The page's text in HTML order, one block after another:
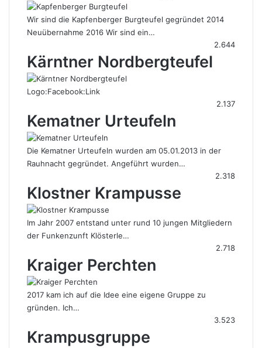
Wir sind die Kapfenberger Burgteufel gegründet 2014
Neuübernahme 2016 Wir sind ein…
2.644
Kärntner Nordbergteufel
Logo:Facebook:Link
2.137
Kematner Urteufeln
Die Kematner Urteufeln wurden am 05.01.2013 in der
Rauhnacht gegründet. Angeführt wurden…
2.318
Klostner Krampusse
Im Jahr 2007 entstand unter rund 10 jungen Mitgliedern
der Funkenzunft Klösterle…
2.718
Kraiger Perchten
2017 kam ich auf die Idee eine eigene Gruppe zu
gründen. Ich…
3.523
Krampusgruppe